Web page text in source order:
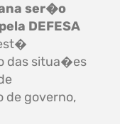
ser�o
DEFESA
das situa�es
governo,